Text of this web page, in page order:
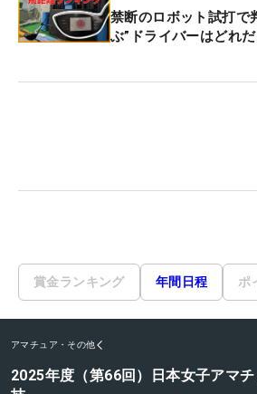
禁断のロボット試打
ぶ”ドライバーはどれだ
賞金ランキング 年間日程 ポ
アマチュア・その他
2025年度（第66回）日本女子アマ